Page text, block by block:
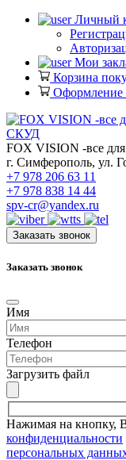
Личный
Мои
Корзина
Оформление
FOX VISION -все
г. Симферополь, ул.
+7 978 206 63 11
+7 978 838 14 44
spv-cr@yandex.ru
Заказать звонок
Заказать звонок
Имя
Телефон
Загрузить файл
Нажимая на кнопку,
конфиденциальности
персональных